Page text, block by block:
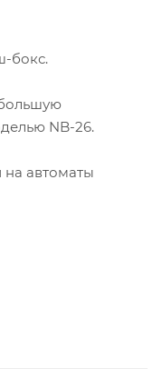
бокс.
NB-26.
автоматы